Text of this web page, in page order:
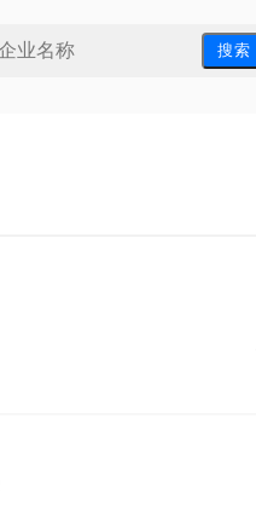
搜 索